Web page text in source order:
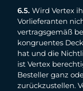
6.5. Wird Vertex
Vorlieferanten
vertragsgemäß
kongruentes
hat und die
ist Vertex
Besteller ganz
zurückzustellen.